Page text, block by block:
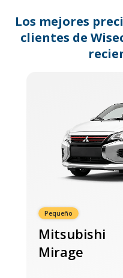
dates.
Los mejores
clientes de
Pequeño
Mitsubishi
Mirage